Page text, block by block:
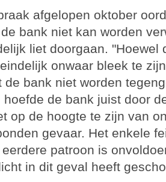
afgelopen oktober
bank niet kan worden
liet doorgaan. "Hoewel
onwaar bleek te
de bank niet worden
de bank juist door
op de hoogte te zijn van
gevaar. Het enkele
patroon is
in dit geval heeft